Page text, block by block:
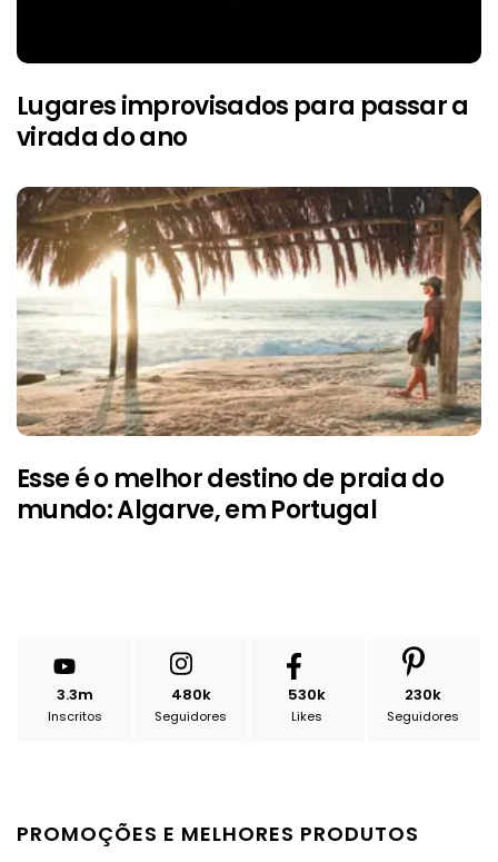
Lugares improvisados para passar a
virada do ano
Esse é o melhor destino de praia do
mundo: Algarve, em Portugal
3.3m
Inscritos
480k
Seguidores
530k
Likes
230k
Seguidores
PROMOÇÕES E MELHORES PRODUTOS